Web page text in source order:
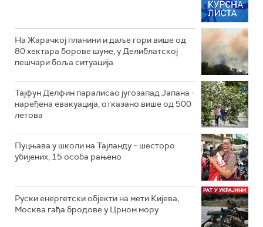
На Жарачкој планини и даље гори више од
80 хектара борове шуме, у Делиблатској
пешчари боља ситуација
Тајфун Делфин паралисао југозапад Јапана -
наређена евакуација, отказано више од 500
летова
Пуцњава у школи на Тајланду – шесторо
убијених, 15 особа рањено
Руски енергетски објекти на мети Кијева;
Москва гађа бродове у Црном мору